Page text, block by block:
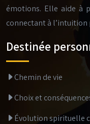
émotions. Elle aide à
connectant à l’intuition
Destinée
Chemin de vie
Choix et
Évolution spirituelle